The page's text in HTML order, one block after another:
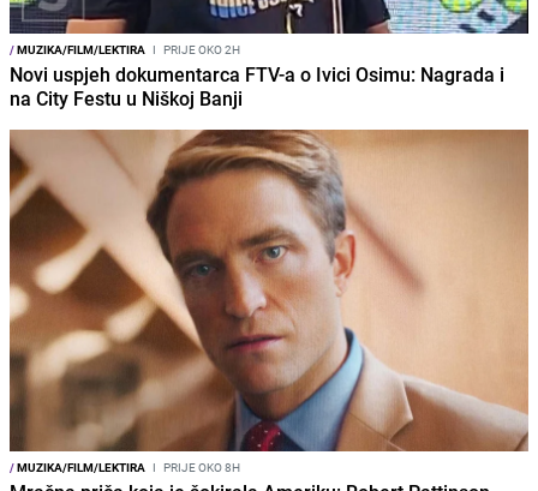
/MUZIKA/FILM/LEKTIRA I PRIJE OKO 2H
Novi uspjeh dokumentarca FTV-a o Ivici Osimu: Nagrada i
na City Festu u Niškoj Banji
/MUZIKA/FILM/LEKTIRA I PRIJE OKO 8H